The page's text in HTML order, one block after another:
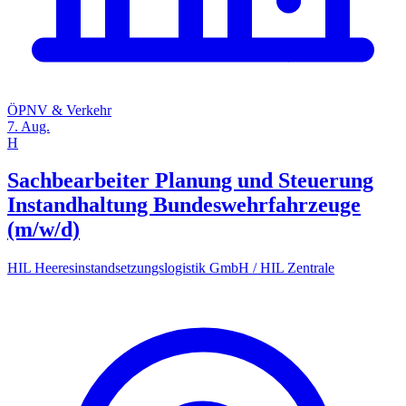
ÖPNV & Verkehr
7. Aug.
H
Sachbearbeiter Planung und Steuerung
Instandhaltung Bundeswehrfahrzeuge
(m/w/d)
HIL Heeresinstandsetzungslogistik GmbH / HIL Zentrale